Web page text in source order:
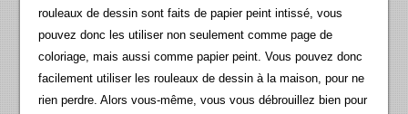
rouleaux de dessin sont faits de papier peint intissé, vous
pouvez donc les utiliser non seulement comme page de
coloriage, mais aussi comme papier peint. Vous pouvez donc
facilement utiliser les rouleaux de dessin à la maison, pour ne
rien perdre. Alors vous-même, vous vous débrouillez bien pour